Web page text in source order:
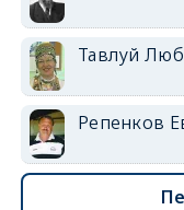
Тавлуй
Репенков